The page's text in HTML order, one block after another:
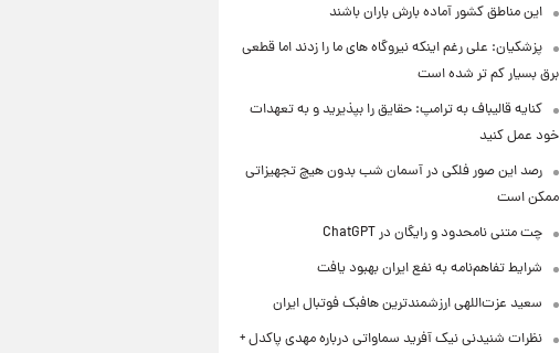
این مناطق کشور آماده بارش باران باشند
پزشکیان: علی رغم اینکه نیروگاه های ما را زدند اما قطعی
برق بسیار کم تر شده است
کنایه قالیباف به ترامپ: حقایق را بپذیرید و به تعهدات
خود عمل کنید
رصد این صور فلکی در آسمان شب بدون هیچ تجهیزاتی
ممکن است
چت متنی نامحدود و رایگان در ChatGPT
شرایط تفاهم‌نامه به نفع ایران بهبود یافت
سعید عزت‌اللهی ارزشمندترین هافبک فوتبال ایران
نظرات شنیدنی نیک آفرید سماواتی درباره مهدی پاکدل +